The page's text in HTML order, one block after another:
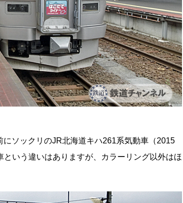
ソックリのJR北海道キハ261系気動車（2015
いう違いはありますが、カラーリング以外はほ